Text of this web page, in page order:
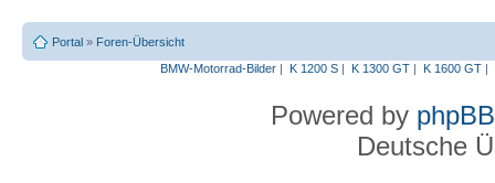
Portal » Foren-Übersicht
BMW-Motorrad-Bilder| K 1200 S| K 1300 GT| K 1600 GT|
Powered by phpBB
Deutsche